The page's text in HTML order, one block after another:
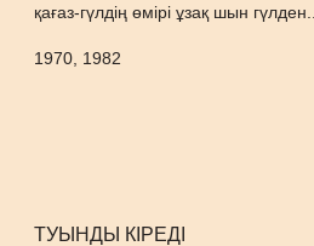
қағаз-гүлдің өмірі ұзақ шын гүлден...
1970, 1982
ТУЫНДЫ КІРЕДІ